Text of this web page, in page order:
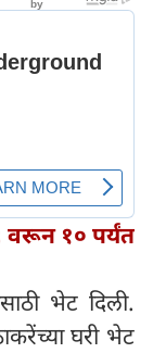
वरून १० पर्यंत
भेट दिली.
घरी भेट